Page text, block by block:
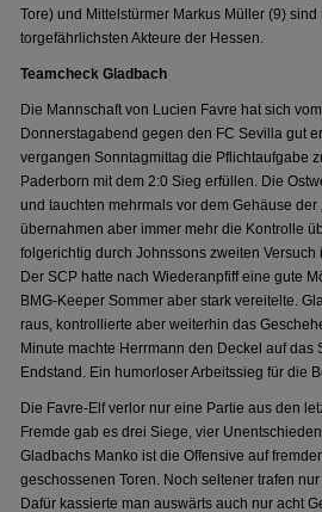
Tore) und Mittelstürmer Markus Müller (9)
torgefährlichsten Akteure der Hessen.
Teamcheck Gladbach
Die Mannschaft von Lucien Favre hat sich
Donnerstagabend gegen den FC Sevilla gut
vergangen Sonntagmittag die Pflichtaufgabe
Paderborn mit dem 2:0 Sieg erfüllen. Die
und tauchten mehrmals vor dem Gehäuse der
übernahmen aber immer mehr die Kontrolle
folgerichtig durch Johnssons zweiten
Der SCP hatte nach Wiederanpfiff eine gute
BMG-Keeper Sommer aber stark vereitelte.
raus, kontrollierte aber weiterhin das
Minute machte Herrmann den Deckel auf das
Endstand. Ein humorloser Arbeitssieg für die
Die Favre-Elf verlor nur eine Partie aus den
Fremde gab es drei Siege, vier
Gladbachs Manko ist die Offensive auf
geschossenen Toren. Noch seltener trafen
Dafür kassierte man auswärts auch nur acht